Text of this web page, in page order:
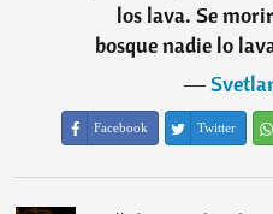
los lava. Se
bosque nadie lo
―
Facebook Twitter